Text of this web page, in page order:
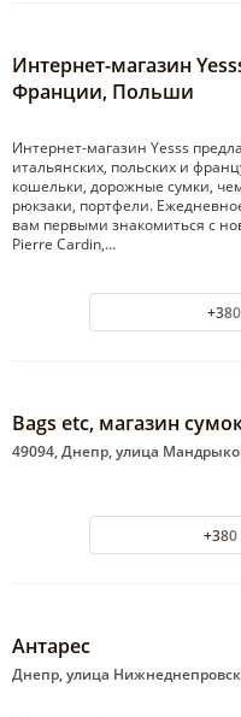
Интернет-магазин
Франции, Польши
Интернет-магазин Yesss
итальянских, польских и
кошельки, дорожные сумки,
рюкзаки, портфели.
вам первыми знакомиться с
Pierre Cardin,…
Bags etc, магазин
49094, Днепр, улица
+380
Антарес
Днепр, улица